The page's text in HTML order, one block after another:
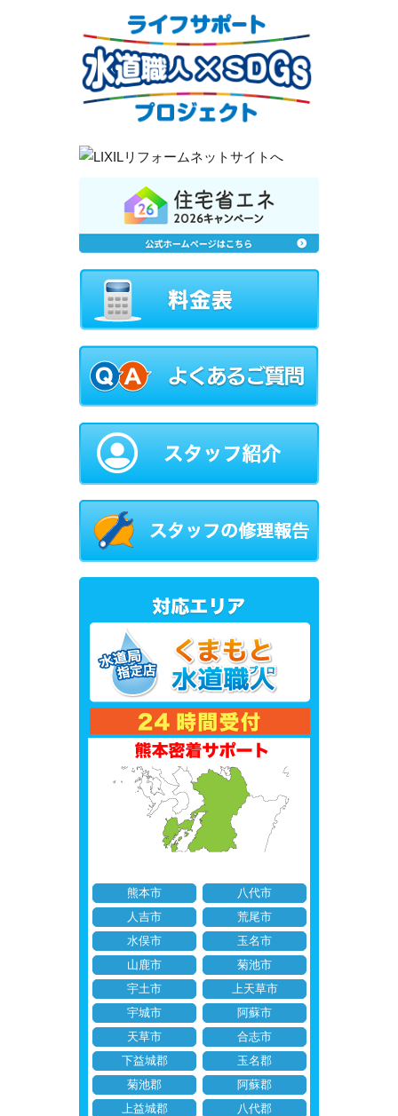
熊本市
八代市
人吉市
荒尾市
水俣市
玉名市
山鹿市
菊池市
宇土市
上天草市
宇城市
阿蘇市
天草市
合志市
下益城郡
玉名郡
菊池郡
阿蘇郡
上益城郡
八代郡